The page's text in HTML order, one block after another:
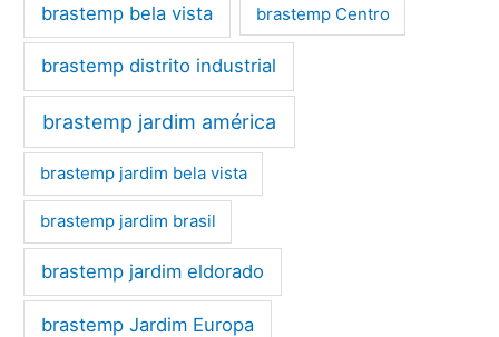
brastemp bela vista brastemp Centro
brastemp distrito industrial
brastemp jardim américa
brastemp jardim bela vista
brastemp jardim brasil
brastemp jardim eldorado
brastemp Jardim Europa